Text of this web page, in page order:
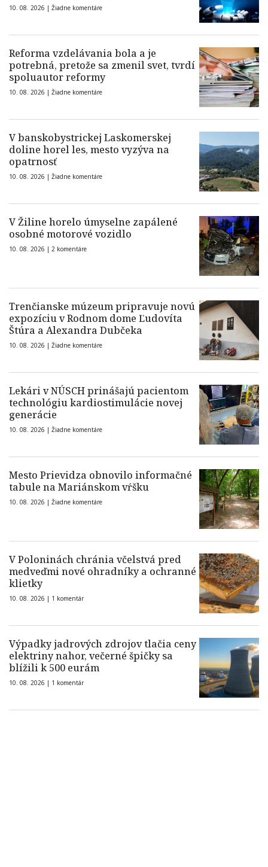
10. 08. 2026 | Žiadne komentáre
Reforma vzdelávania bola a je
potrebná, pretože sa zmenil svet, tvrdí
spoluautor reformy
10. 08. 2026 | Žiadne komentáre
V banskobystrickej Laskomerskej
doline horel les, mesto vyzýva na
opatrnosť
10. 08. 2026 | Žiadne komentáre
V Žiline horelo úmyselne zapálené
osobné motorové vozidlo
10. 08. 2026 | 2 komentáre
Trenčianske múzeum pripravuje novú
expozíciu v Rodnom dome Ľudovíta
Štúra a Alexandra Dubčeka
10. 08. 2026 | Žiadne komentáre
Lekári v NÚSCH prinášajú pacientom
technológiu kardiostimulácie novej
generácie
10. 08. 2026 | Žiadne komentáre
Mesto Prievidza obnovilo informačné
tabule na Mariánskom vŕšku
10. 08. 2026 | Žiadne komentáre
V Poloninách chránia včelstvá pred
medveďmi nové ohradníky a ochranné
klietky
10. 08. 2026 | 1 komentár
Výpadky jadrových zdrojov tlačia ceny
elektriny nahor, večerné špičky sa
blížili k 500 eurám
10. 08. 2026 | 1 komentár